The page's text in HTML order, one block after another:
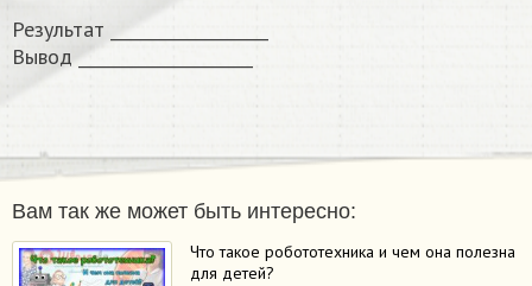
Результат ___________________
Вывод _____________________
Вам так же может быть интересно:
Что такое робототехника и чем она полезна
для детей?